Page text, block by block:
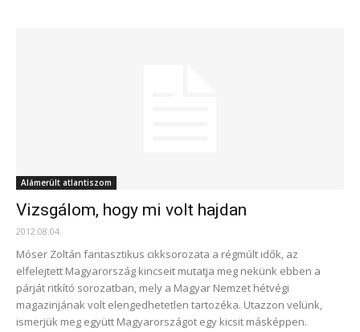
Alámerült atlantiszom
Vizsgálom, hogy mi volt hajdan
2012.08.04.
Móser Zoltán fantasztikus cikksorozata a régmúlt idők, az
elfelejtett Magyarország kincseit mutatja meg nekünk ebben a
párját ritkító sorozatban, mely a Magyar Nemzet hétvégi
magazinjának volt elengedhetetlen tartozéka. Utazzon velünk,
ismerjük meg együtt Magyarországot egy kicsit másképpen.